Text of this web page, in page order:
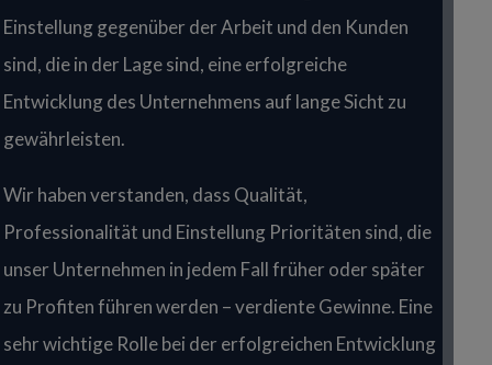
Einstellung gegenüber der Arbeit und den Kunden
sind, die in der Lage sind, eine erfolgreiche
Entwicklung des Unternehmens auf lange Sicht zu
gewährleisten.
Wir haben verstanden, dass Qualität,
Professionalität und Einstellung Prioritäten sind, die
unser Unternehmen in jedem Fall früher oder später
zu Profiten führen werden – verdiente Gewinne. Eine
sehr wichtige Rolle bei der erfolgreichen Entwicklung